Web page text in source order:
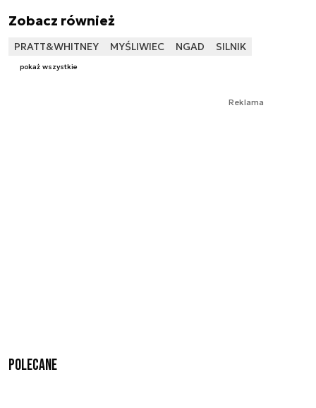
Zobacz również
PRATT&WHITNEY MYŚLIWIEC NGAD SILNIK
pokaż wszystkie
Reklama
Polecane